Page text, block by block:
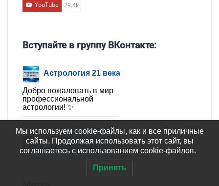
YouTube 29.4k
Вступайте в группу ВКонтакте:
Астрология 21 века
Добро пожаловать в мир
профессиональной
астрологии! ✨
Подписаться
Мы используем cookie-файлы, как и все приличные
сайты. Продолжая использовать этот сайт, вы
соглашаетесь с использованием cookie-файлов.
Принять